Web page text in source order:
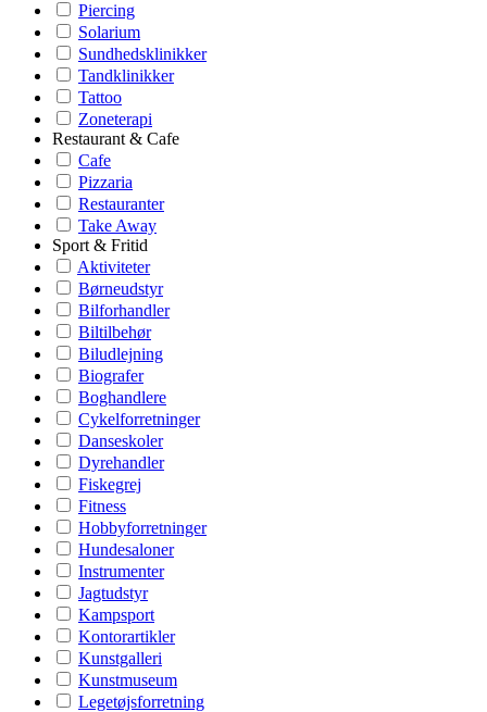
Piercing
Solarium
Sundhedsklinikker
Tandklinikker
Tattoo
Zoneterapi
Restaurant & Cafe
Cafe
Pizzaria
Restauranter
Take Away
Sport & Fritid
Aktiviteter
Børneudstyr
Bilforhandler
Biltilbehør
Biludlejning
Biografer
Boghandlere
Cykelforretninger
Danseskoler
Dyrehandler
Fiskegrej
Fitness
Hobbyforretninger
Hundesaloner
Instrumenter
Jagtudstyr
Kampsport
Kontorartikler
Kunstgalleri
Kunstmuseum
Legetøjsforretning